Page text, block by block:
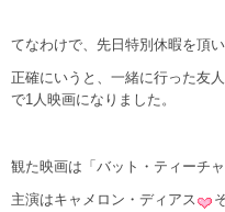
てなわけで、先日特別休暇を頂
正確にいうと、一緒に行った友
で1人映画になりました。
観た映画は「バット・ティーチャ
主演はキャメロン・ディアス